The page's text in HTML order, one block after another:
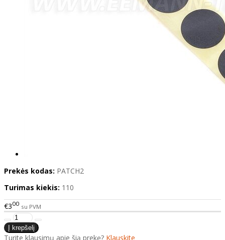
Prekės kodas: PATCH2
Turimas kiekis: 110
€300 su PVM
Turite klausimų apie šią prekę? Klauskite